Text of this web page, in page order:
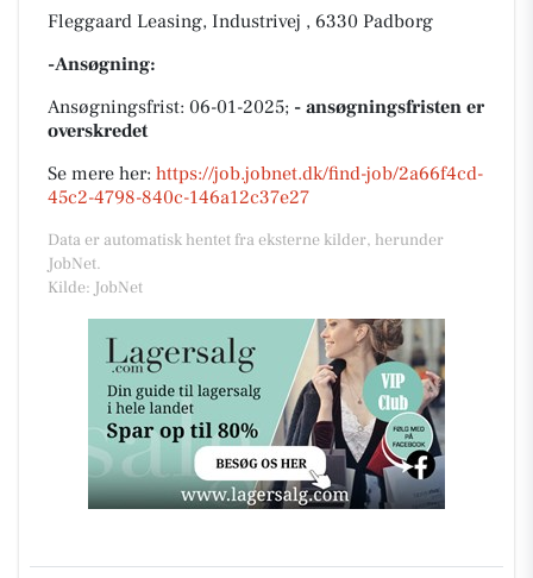
Fleggaard Leasing, Industrivej , 6330 Padborg
-Ansøgning:
Ansøgningsfrist: 06-01-2025; - ansøgningsfristen er
overskredet
Se mere her: https://job.jobnet.dk/find-job/2a66f4cd-
45c2-4798-840c-146a12c37e27
Data er automatisk hentet fra eksterne kilder, herunder
JobNet.
Kilde: JobNet